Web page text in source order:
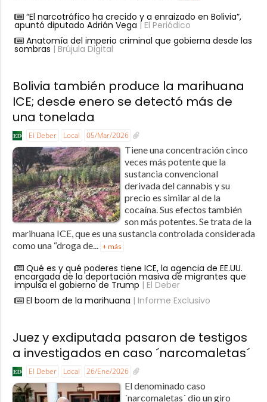
“El narcotráfico ha crecido y a enraizado en Bolivia”,
apuntó diputado Adrián Vega | El Periódico
Anatomía del imperio criminal que gobierna desde las
sombras | Brújula Digital
Bolivia también produce la marihuana
ICE; desde enero se detectó más de
una tonelada
El Deber Local 05/Mar/2026
Tiene una concentración cinco
veces más potente que la
sustancia convencional
derivada del cannabis y su
precio es similar al de la
cocaína. Sus efectos también
son más potentes. Se trata de la
marihuana ICE, que es una sustancia controlada considerada
como una “droga de...
+ más
Qué es y qué poderes tiene ICE, la agencia de EE.UU.
encargada de la deportación masiva de migrantes que
impulsa el gobierno de Trump | El Deber
El boom de la marihuana | Informe Exclusivo
Juez y exdiputada pasaron de testigos
a investigados en caso ´narcomaletas´
El Deber Local 26/Ene/2026
El denominado caso
´narcomaletas´ dio un giro